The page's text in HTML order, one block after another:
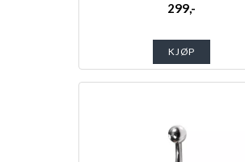
299,-
KJØP